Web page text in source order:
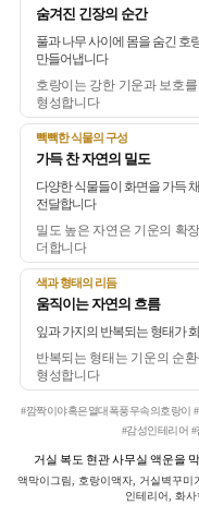
숨겨진 긴장의 순간
풀과 나무 사이에 몸을 숨긴 호
만들어냅니다
호랑이는 강한 기운과 보호
형성합니다
빽빽한 식물의 구성
가득 찬 자연의 밀도
다양한 식물들이 화면을 가득
전달합니다
밀도 높은 자연은 기운의 확
더합니다
색과 형태의 리듬
움직이는 자연의 흐름
잎과 가지의 반복되는 형태가
반복되는 형태는 기운의 순
형성합니다
#깜짝이야혹은열대폭풍우속의호랑이
#감성인테리어
거실 복도 현관 사무실 액운을
액막이그림, 호랑이액자, 거실벽꾸
인테리어, 화